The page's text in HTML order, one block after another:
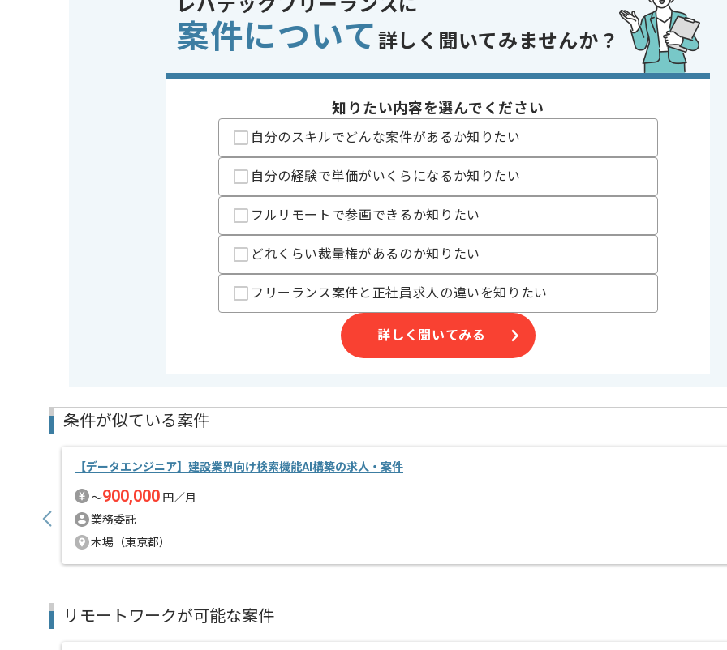
※上記に似た経験やスキルをお持ちであれば申し込み可能なケースもございます！まずはお気軽にご相談ください！
データマイニング
特徴
精算条件
有
支払いサイト
15日
大手コンサルティングファームとの協業によって生まれた
データアクティベーションカンパニーです。
案件豊富なため、長期的にご活躍いただくことも可能です。
レバテックフリーランスに
案件について 詳しく聞いてみませんか？
知りたい内容を選んでください
自分のスキルでどんな案件があるか知りたい
自分の経験で単価がいくらになるか知りたい
フルリモートで参画できるか知りたい
どれくらい裁量権があるのか知りたい
フリーランス案件と正社員求人の違いを知りたい
詳しく聞いてみる
条件が似ている案件
【データエンジニア】建設業界向け検索機能AI構築の求人・案件
〜900,000 円／月
業務委託
木場（東京都）
リモートワークが可能な案件